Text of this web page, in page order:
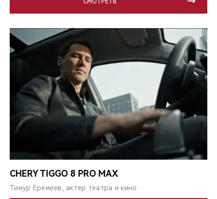
CHERY TIGGO 8 PRO MAX
Тимур Еремеев, актер театра и кино